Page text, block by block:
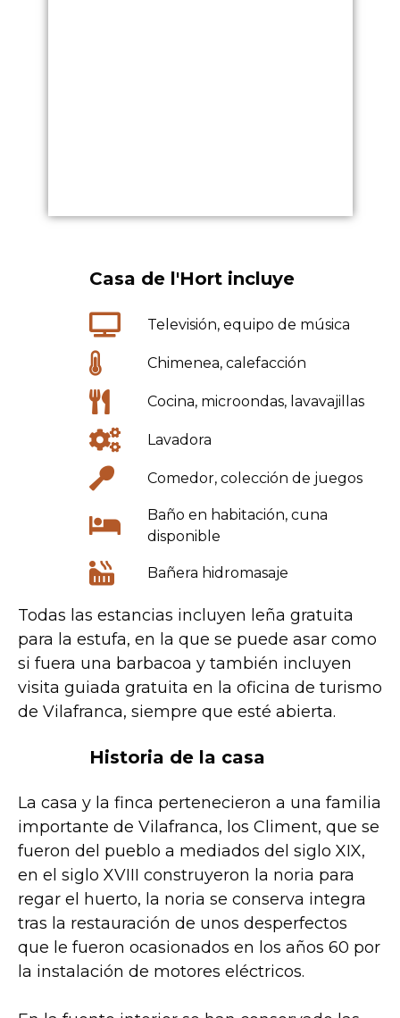
Casa de l'Hort incluye
Televisión, equipo de música
Chimenea, calefacción
Cocina, microondas, lavavajillas
Lavadora
Comedor, colección de juegos
Baño en habitación, cuna
disponible
Bañera hidromasaje
Todas las estancias incluyen leña gratuita
para la estufa, en la que se puede asar como
si fuera una barbacoa y también incluyen
visita guiada gratuita en la oficina de turismo
de Vilafranca, siempre que esté abierta.
Historia de la casa
La casa y la finca pertenecieron a una familia
importante de Vilafranca, los Climent, que se
fueron del pueblo a mediados del siglo XIX,
en el siglo XVIII construyeron la noria para
regar el huerto, la noria se conserva integra
tras la restauración de unos desperfectos
que le fueron ocasionados en los años 60 por
la instalación de motores eléctricos.